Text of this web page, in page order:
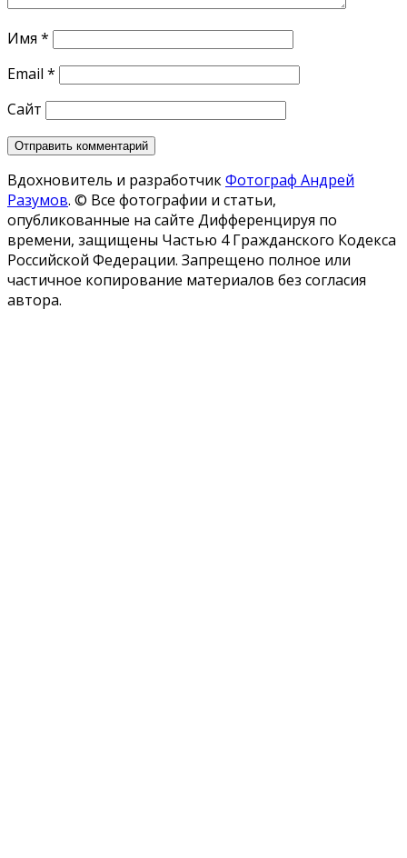
Имя *
Email *
Сайт
Вдохновитель и разработчикФотограф Андрей
Разумов. © Все фотографии и статьи,
опубликованные на сайте Дифференцируя по
времени, защищены Частью 4 Гражданского Кодекса
Российской Федерации. Запрещено полное или
частичное копирование материалов без согласия
автора.